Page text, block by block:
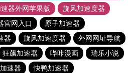
器外网苹果版
旋风加速度器
官网入口
原子加速器
器 旋风加速度器
外网网址导航
狂飙加速器 哔咔漫画
瑞乐小说
速器
快鸭加速器